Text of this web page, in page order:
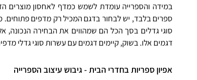
במידה והספרייה עומדת לשמש כמדף לאחסון מוצרים
סוגי גדלים בסך הכל הם שמהווים את הבחירה הנכונה,
דגמים אלו. בשוק, קיימים דגמים עם עשרות סוגי גדלי
אפיון ספריות בחדרי הבית - גיבוש עיצוב הספרייה